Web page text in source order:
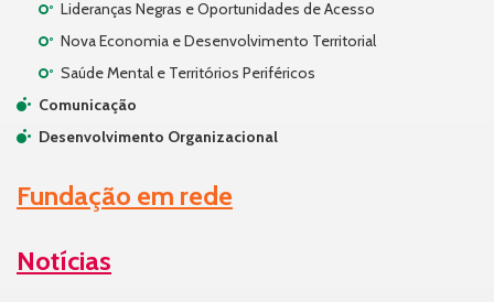
Lideranças Negras e Oportunidades de Acesso
Nova Economia e Desenvolvimento Territorial
Saúde Mental e Territórios Periféricos
Comunicação
Desenvolvimento Organizacional
Fundação em rede
Notícias